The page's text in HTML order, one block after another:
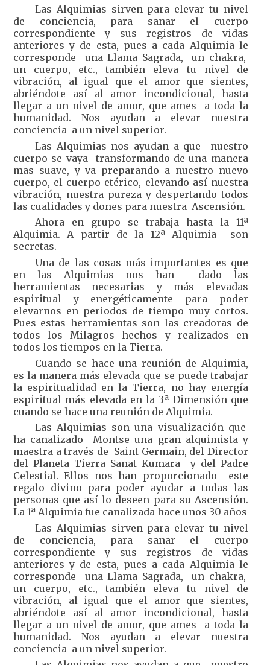
Las Alquimias sirven para elevar tu nivel
de conciencia, para sanar el cuerpo
correspondiente y sus registros de vidas
anteriores y de esta, pues a cada Alquimia le
corresponde una Llama Sagrada, un chakra,
un cuerpo, etc., también eleva tu nivel de
vibración, al igual que el amor que sientes,
abriéndote así al amor incondicional, hasta
llegar a un nivel de amor, que ames a toda la
humanidad. Nos ayudan a elevar nuestra
conciencia a un nivel superior.
Las Alquimias nos ayudan a que nuestro
cuerpo se vaya transformando de una manera
mas suave, y va preparando a nuestro nuevo
cuerpo, el cuerpo etérico, elevando así nuestra
vibración, nuestra pureza y despertando todos
las cualidades y dones para nuestra Ascensión.
Ahora en grupo se trabaja hasta la 11ª
Alquimia. A partir de la 12ª Alquimia son
secretas.
Una de las cosas más importantes es que
en las Alquimias nos han dado las
herramientas necesarias y más elevadas
espiritual y energéticamente para poder
elevarnos en periodos de tiempo muy cortos.
Pues estas herramientas son las creadoras de
todos los Milagros hechos y realizados en
todos los tiempos en la Tierra.
Cuando se hace una reunión de Alquimia,
es la manera más elevada que se puede trabajar
la espiritualidad en la Tierra, no hay energía
espiritual más elevada en la 3ª Dimensión que
cuando se hace una reunión de Alquimia.
Las Alquimias son una visualización que
ha canalizado Montse una gran alquimista y
maestra a través de Saint Germain, del Director
del Planeta Tierra Sanat Kumara y del Padre
Celestial. Ellos nos han proporcionado este
regalo divino para poder ayudar a todas las
personas que así lo deseen para su Ascensión.
La 1ª Alquimia fue canalizada hace unos 30 años
Las Alquimias sirven para elevar tu nivel
de conciencia, para sanar el cuerpo
correspondiente y sus registros de vidas
anteriores y de esta, pues a cada Alquimia le
corresponde una Llama Sagrada, un chakra,
un cuerpo, etc., también eleva tu nivel de
vibración, al igual que el amor que sientes,
abriéndote así al amor incondicional, hasta
llegar a un nivel de amor, que ames a toda la
humanidad. Nos ayudan a elevar nuestra
conciencia a un nivel superior.